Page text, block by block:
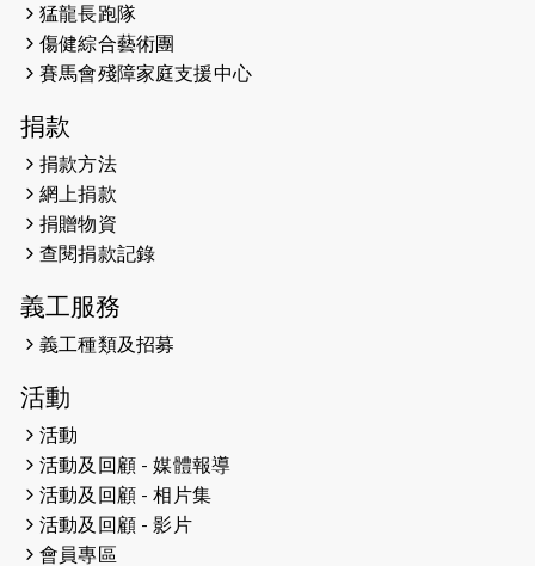
2023-06-28
2023-06-15
RTHK 香港電台-凝聚香港：第二百五
2023-06-07
2023-06-01
2023-05-29
2023-05-29
副隊長 梁翠珊】運動員用熱血同堅
持，喺冰球場上劃出歷史性佳績。
2023-05-29
【東網】殘障家長照顧健全子女遇困
猛龍長跑隊
傷健綜合藝術團
賽馬會殘障家庭支援中心
捐款
捐款方法
網上捐款
捐贈物資
查閱捐款記錄
義工服務
義工種類及招募
活動
活動
活動及回顧 - 媒體報導
活動及回顧 - 相片集
活動及回顧 - 影片
會員專區